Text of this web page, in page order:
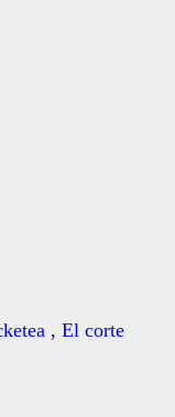
, El corte